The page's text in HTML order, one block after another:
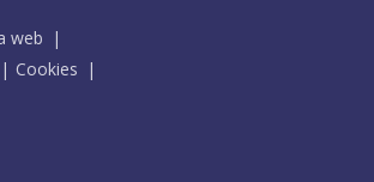
web
Cookies